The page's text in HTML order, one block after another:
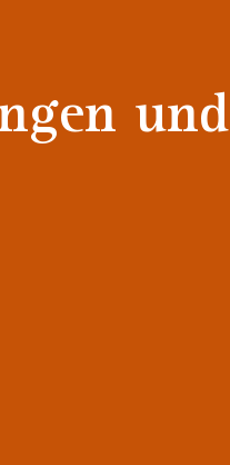
und